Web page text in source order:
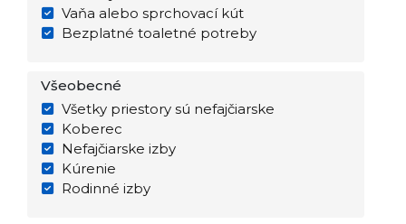
Vaňa alebo sprchovací kút
Bezplatné toaletné potreby
Všeobecné
Všetky priestory sú nefajčiarske
Koberec
Nefajčiarske izby
Kúrenie
Rodinné izby